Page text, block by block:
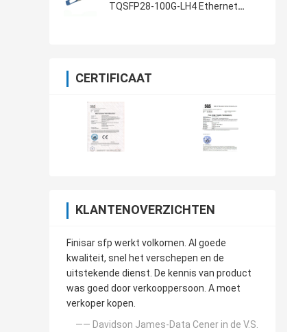
TQSFP28-100G-LH4 Ethernet
CERTIFICAAT
KLANTENOVERZICHTEN
Finisar sfp werkt volkomen. Al goede
kwaliteit, snel het verschepen en de
uitstekende dienst. De kennis van product
was goed door verkooppersoon. A moet
verkoper kopen.
—— Davidson James-Data Cener in de V.S.